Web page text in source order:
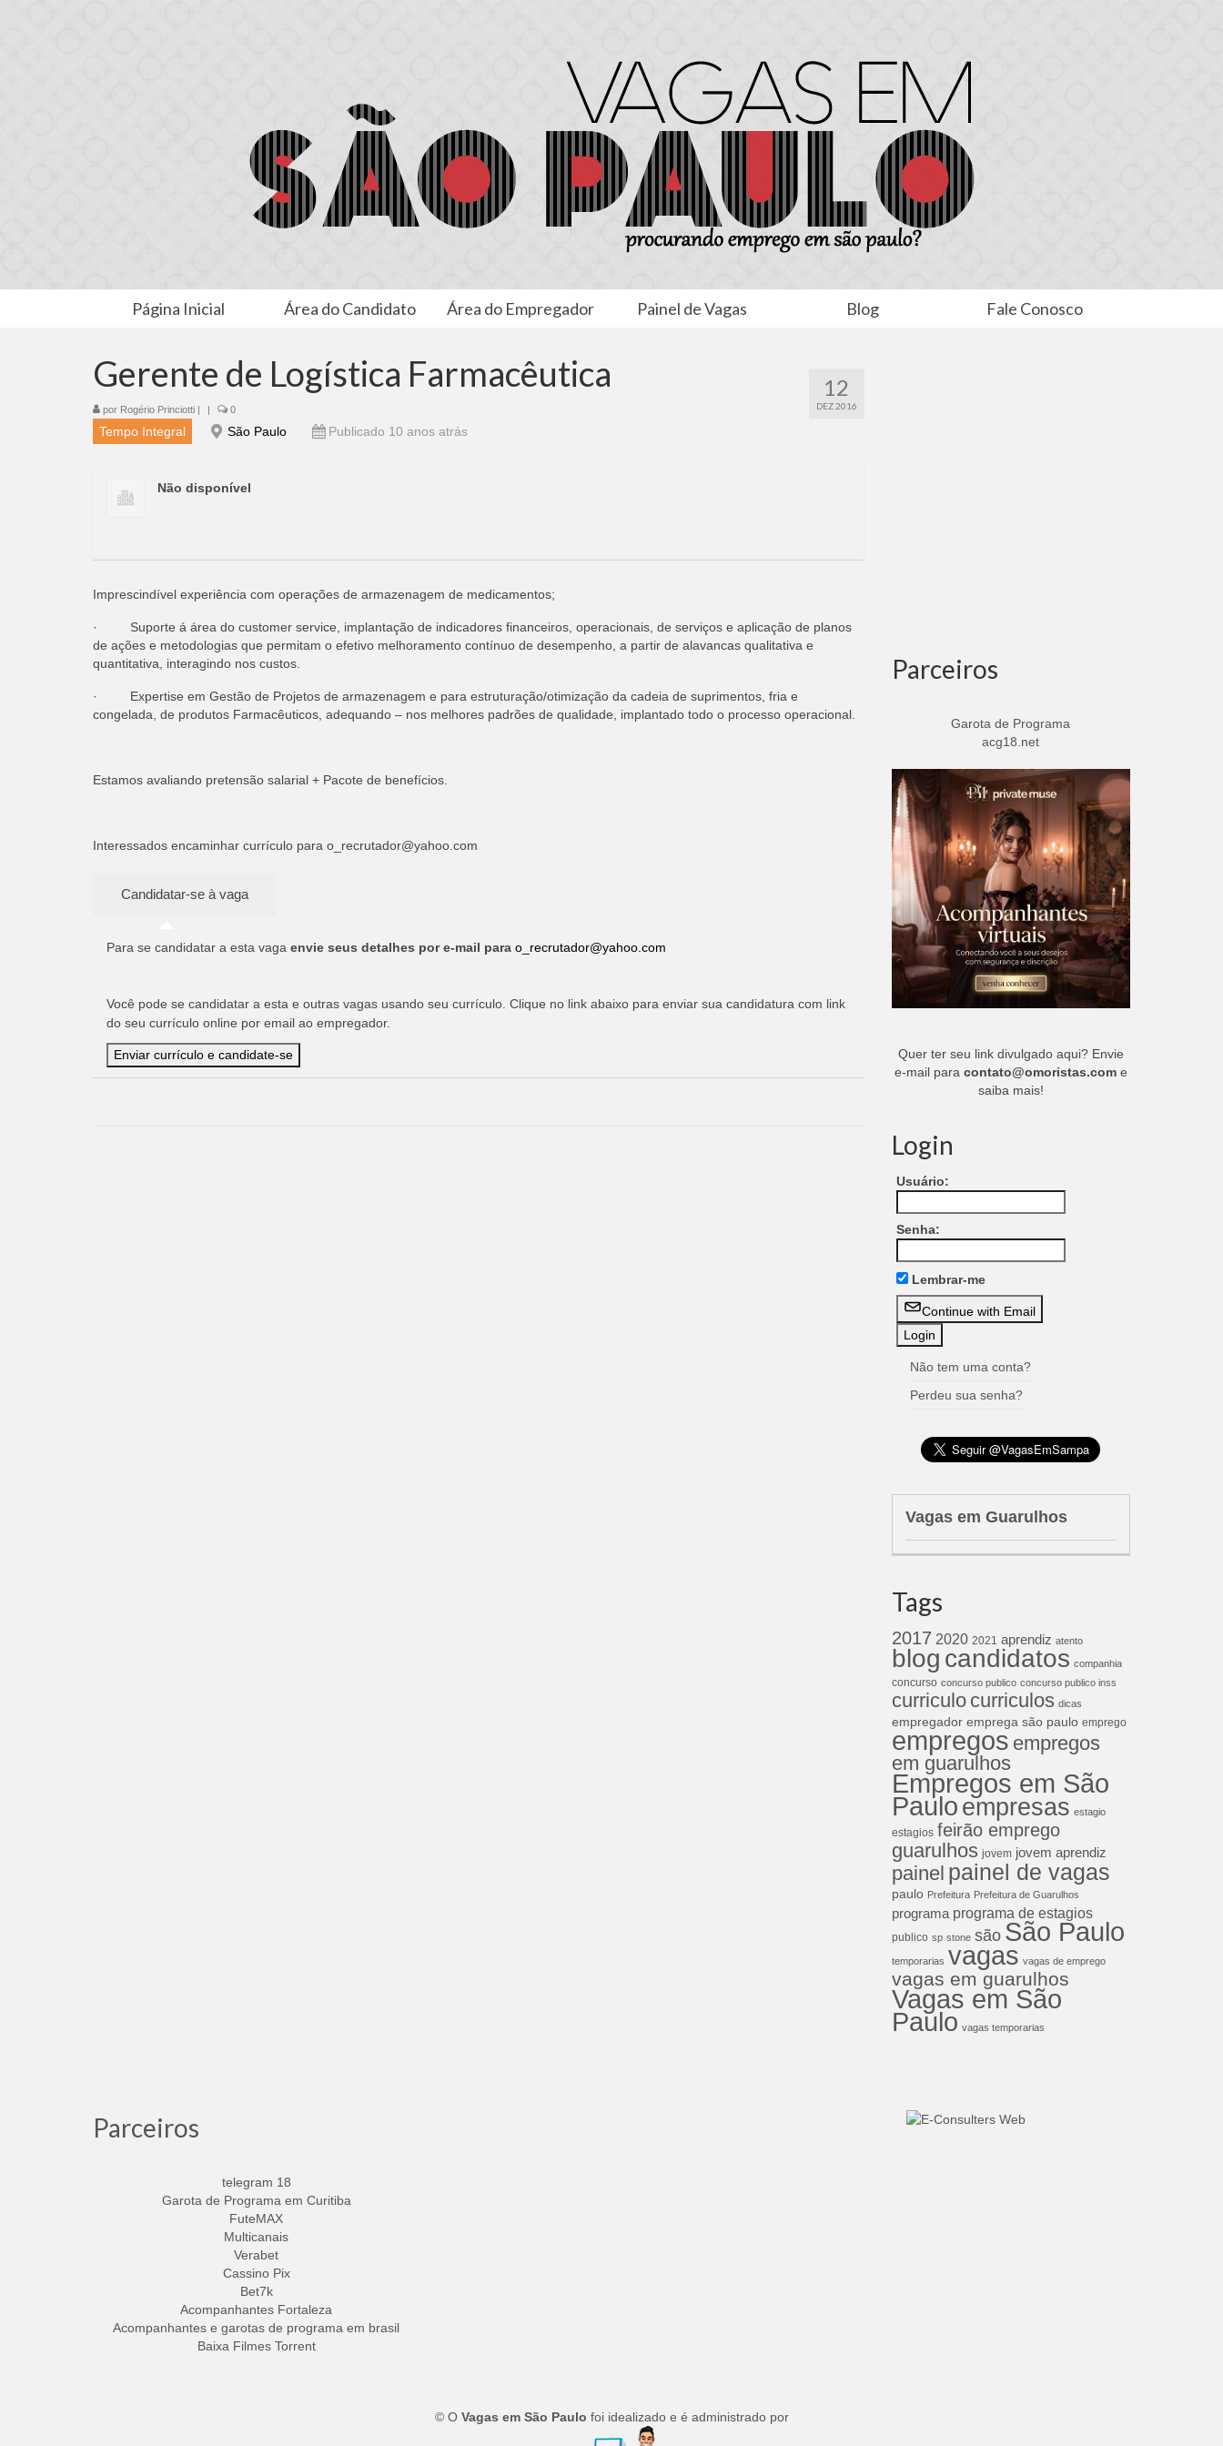
Página Inicial Área do Candidato Área do Empregador Painel de Vagas Blog Fale Conosco
12
DEZ 2016
Gerente de Logística Farmacêutica
por Rogério Princiotti | | 0
Tempo Integral São Paulo Publicado 10 anos atrás
Não disponível
Imprescindível experiência com operações de armazenagem de medicamentos;
· Suporte á área do customer service, implantação de indicadores financeiros, operacionais, de serviços e aplicação de planos
de ações e metodologias que permitam o efetivo melhoramento contínuo de desempenho, a partir de alavancas qualitativa e
quantitativa, interagindo nos custos.
· Expertise em Gestão de Projetos de armazenagem e para estruturação/otimização da cadeia de suprimentos, fria e
congelada, de produtos Farmacêuticos, adequando – nos melhores padrões de qualidade, implantado todo o processo operacional.
Estamos avaliando pretensão salarial + Pacote de benefícios.
Interessados encaminhar currículo para o_recrutador@yahoo.com
Para se candidatar a esta vaga envie seus detalhes por e-mail para o_recrutador@yahoo.com
Você pode se candidatar a esta e outras vagas usando seu currículo. Clique no link abaixo para enviar sua candidatura com link
do seu currículo online por email ao empregador.
Parceiros
Garota de Programa
acg18.net
Quer ter seu link divulgado aqui? Envie
e-mail para contato@omoristas.come
saiba mais!
Login
Usuário:
Senha:
Lembrar-me
Continue with Email
Não tem uma conta?
Perdeu sua senha?
Vagas em Guarulhos
Tags
2017 2020 2021 aprendiz atento
blog candidatos companhia
concurso concurso publico concurso publico inss
curriculo curriculos dicas
empregador emprega são paulo emprego
empregos empregos
em guarulhos
Empregos em São
Pauloempresas estagio
estagios feirão emprego
guarulhos jovem jovem aprendiz
painel painel de vagas
paulo Prefeitura Prefeitura de Guarulhos
programa programa de estagios
publico sp stone são São Paulo
temporarias vagas vagas de emprego
vagas em guarulhos
Vagas em São
Paulo vagas temporarias
Parceiros
telegram 18
Garota de Programa em Curitiba
FuteMAX
Multicanais
Verabet
Cassino Pix
Bet7k
Acompanhantes Fortaleza
Acompanhantes e garotas de programa em brasil
Baixa Filmes Torrent
© O Vagas em São Paulo foi idealizado e é administrado por